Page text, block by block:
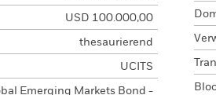
USD 100.000,00
thesaurierend
UCITS
Emerging Markets Bond -